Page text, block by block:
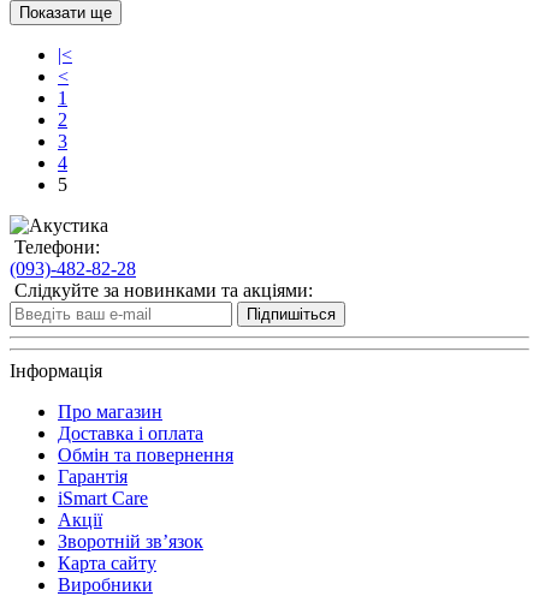
Показати ще
|<
<
1
2
3
4
5
Телефони:
(093)-482-82-28
Слідкуйте за новинками та акціями:
Підпишіться
Інформація
Про магазин
Доставка і оплата
Обмін та повернення
Гарантія
iSmart Care
Акції
Зворотній зв’язок
Карта сайту
Виробники